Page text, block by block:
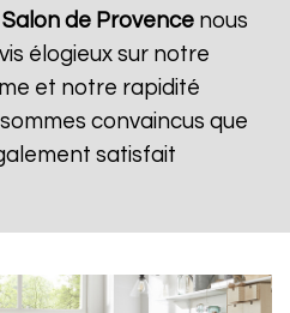
Salon de Provence nous
élogieux sur notre
et notre rapidité
convaincus que
satisfait